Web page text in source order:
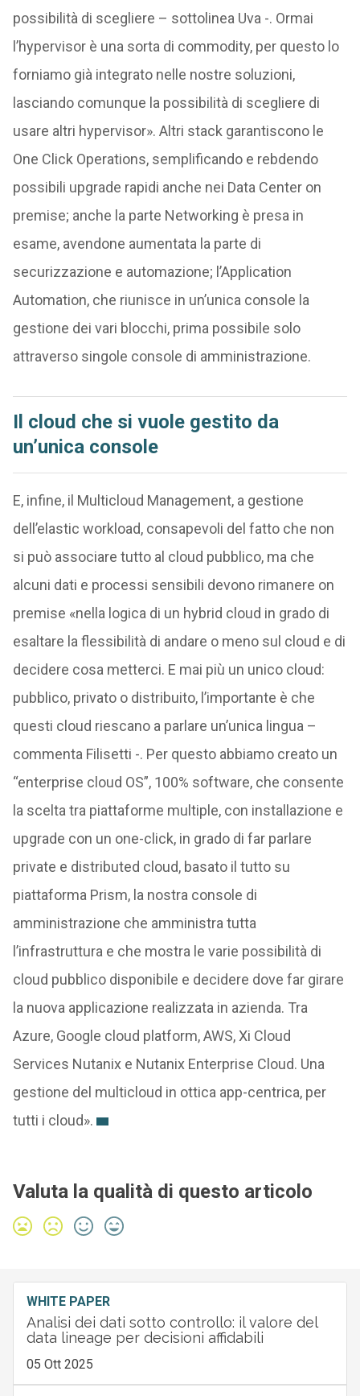
possibilità di scegliere – sottolinea Uva -. Ormai
l’hypervisor è una sorta di commodity, per questo lo
forniamo già integrato nelle nostre soluzioni,
lasciando comunque la possibilità di scegliere di
usare altri hypervisor». Altri stack garantiscono le
One Click Operations, semplificando e rebdendo
possibili upgrade rapidi anche nei Data Center on
premise; anche la parte Networking è presa in
esame, avendone aumentata la parte di
securizzazione e automazione; l’Application
Automation, che riunisce in un’unica console la
gestione dei vari blocchi, prima possibile solo
attraverso singole console di amministrazione.
Il cloud che si vuole gestito da
un’unica console
E, infine, il Multicloud Management, a gestione
dell’elastic workload, consapevoli del fatto che non
si può associare tutto al cloud pubblico, ma che
alcuni dati e processi sensibili devono rimanere on
premise «nella logica di un hybrid cloud in grado di
esaltare la flessibilità di andare o meno sul cloud e di
decidere cosa metterci. E mai più un unico cloud:
pubblico, privato o distribuito, l’importante è che
questi cloud riescano a parlare un’unica lingua –
commenta Filisetti -. Per questo abbiamo creato un
“enterprise cloud OS”, 100% software, che consente
la scelta tra piattaforme multiple, con installazione e
upgrade con un one-click, in grado di far parlare
private e distributed cloud, basato il tutto su
piattaforma Prism, la nostra console di
amministrazione che amministra tutta
l’infrastruttura e che mostra le varie possibilità di
cloud pubblico disponibile e decidere dove far girare
la nuova applicazione realizzata in azienda. Tra
Azure, Google cloud platform, AWS, Xi Cloud
Services Nutanix e Nutanix Enterprise Cloud. Una
gestione del multicloud in ottica app-centrica, per
tutti i cloud».
Valuta la qualità di questo articolo
WHITE PAPER
Analisi dei dati sotto controllo: il valore del
data lineage per decisioni affidabili
05 Ott 2025